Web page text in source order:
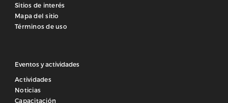
Sitios de interés
Mapa del sitio
Términos de uso
Eventos y actividades
Actividades
Noticias
Capacitación